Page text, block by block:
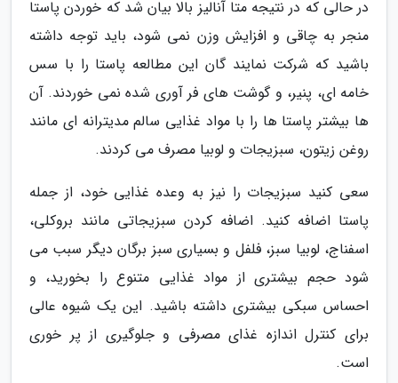
در حالی که در نتیجه متا آنالیز بالا بیان شد که خوردن پاستا
منجر به چاقی و افزایش وزن نمی شود، باید توجه داشته
باشید که شرکت نمایند گان این مطالعه پاستا را با سس
خامه ای، پنیر، و گوشت های فر آوری شده نمی خوردند. آن
ها بیشتر پاستا ها را با مواد غذایی سالم مدیترانه ای مانند
روغن زیتون، سبزیجات و لوبیا مصرف می کردند.
سعی کنید سبزیجات را نیز به وعده غذایی خود، از جمله
پاستا اضافه کنید. اضافه کردن سبزیجاتی مانند بروکلی،
اسفناج، لوبیا سبز، فلفل و بسیاری سبز برگان دیگر سبب می
شود حجم بیشتری از مواد غذایی متنوع را بخورید، و
احساس سبکی بیشتری داشته باشید. این یک شیوه عالی
برای کنترل اندازه غذای مصرفی و جلوگیری از پر خوری
است.